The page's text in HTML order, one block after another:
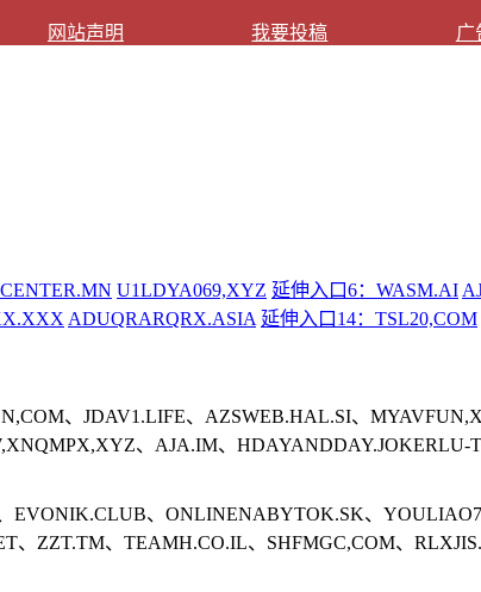
网站声明 我要投稿 广
U1LDYA069,XYZ 延伸入口6：WASM.AI
ADUQRARQRX.ASIA 延伸入口14：TSL20,COM
、JDAV1.LIFE、AZSWEB.HAL.SI、
、AJA.IM、HDAYANDDAY.JOKERLU-
、ONLINENABYTOK.SK、
ZZT.TM、TEAMH.CO.IL、SHFMGC,COM、